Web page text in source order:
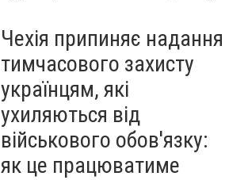
Чехія припиняє надання
тимчасового захисту
українцям, які
ухиляються від
військового обов'язку:
як це працюватиме